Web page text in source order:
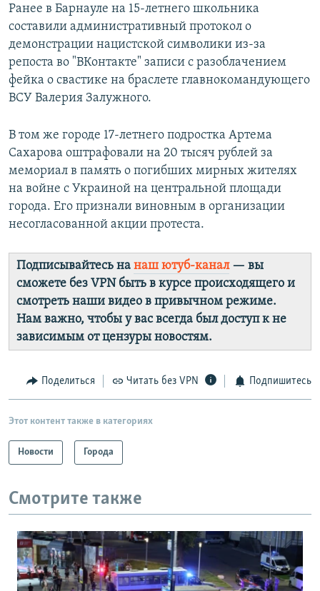
Ранее в Барнауле на 15-летнего школьника
составили административный протокол о
демонстрации нацистской символики из-за
репоста во "ВКонтакте" записи с разоблачением
фейка о свастике на браслете главнокомандующего
ВСУ Валерия Залужного.
В том же городе 17-летнего подростка Артема
Сахарова оштрафовали на 20 тысяч рублей за
мемориал в память о погибших мирных жителях
на войне с Украиной на центральной площади
города. Его признали виновным в организации
несогласованной акции протеста.
Подписывайтесь на наш ютуб-канал— вы
сможете без VPN быть в курсе происходящего и
смотреть наши видео в привычном режиме.
Нам важно, чтобы у вас всегда был доступ к не
зависимым от цензуры новостям.
Поделиться Читать без VPN Подпишитесь
Этот контент также в категориях
Новости Города
Смотрите также